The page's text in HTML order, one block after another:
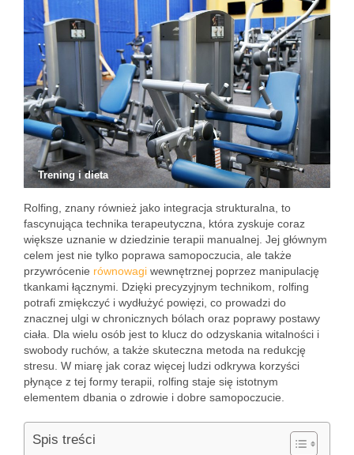
Trening i dieta
Rolfing, znany również jako integracja strukturalna, to
fascynująca technika terapeutyczna, która zyskuje coraz
większe uznanie w dziedzinie terapii manualnej. Jej głównym
celem jest nie tylko poprawa samopoczucia, ale także
przywrócenie równowagi wewnętrznej poprzez manipulację
tkankami łącznymi. Dzięki precyzyjnym technikom, rolfing
potrafi zmiękczyć i wydłużyć powięzi, co prowadzi do
znacznej ulgi w chronicznych bólach oraz poprawy postawy
ciała. Dla wielu osób jest to klucz do odzyskania witalności i
swobody ruchów, a także skuteczna metoda na redukcję
stresu. W miarę jak coraz więcej ludzi odkrywa korzyści
płynące z tej formy terapii, rolfing staje się istotnym
elementem dbania o zdrowie i dobre samopoczucie.
Spis treści